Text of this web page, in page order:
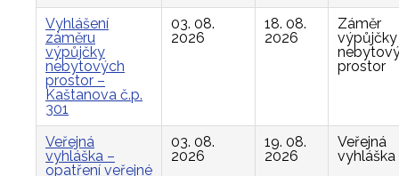
Vyhlášení
záměru
výpůjčky
nebytových
prostor –
Kaštanova č.p.
301
03. 08.
2026
18. 08.
2026
Záměr
výpůjčky
prostor
Veřejná
vyhláška –
opatření veřejné
03. 08.
2026
19. 08.
2026
Veřejná
vyhláška